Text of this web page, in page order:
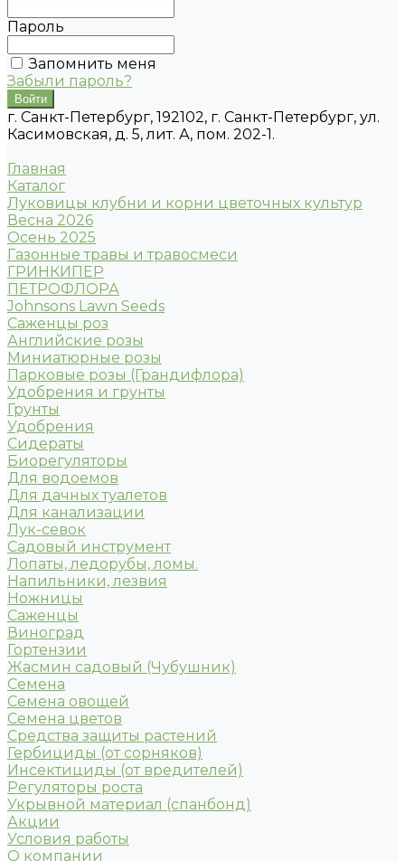
Пароль
Запомнить меня
Забыли пароль?
г. Санкт-Петербург, 192102, г. Санкт-Петербург, ул.
Касимовская, д. 5, лит. А, пом. 202-1.
Главная
Каталог
Луковицы клубни и корни цветочных культур
Весна 2026
Осень 2025
Газонные травы и травосмеси
ГРИНКИПЕР
ПЕТРОФЛОРА
Johnsons Lawn Seeds
Саженцы роз
Английские розы
Миниатюрные розы
Парковые розы (Грандифлора)
Удобрения и грунты
Грунты
Удобрения
Сидераты
Биорегуляторы
Для водоемов
Для дачных туалетов
Для канализации
Лук-севок
Садовый инструмент
Лопаты, ледорубы, ломы.
Напильники, лезвия
Ножницы
Саженцы
Виноград
Гортензии
Жасмин садовый (Чубушник)
Семена
Семена овощей
Семена цветов
Средства защиты растений
Гербициды (от сорняков)
Инсектициды (от вредителей)
Регуляторы роста
Укрывной материал (спанбонд)
Акции
Условия работы
О компании